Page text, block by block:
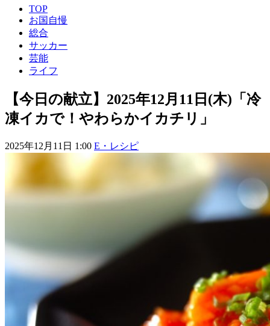
TOP
お国自慢
総合
サッカー
芸能
ライフ
【今日の献立】2025年12月11日(木)「冷
凍イカで！やわらかイカチリ」
2025年12月11日 1:00 E・レシピ